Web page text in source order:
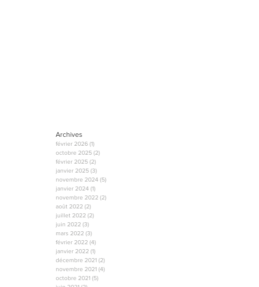
Archives
février 2026 (1)
octobre 2025 (2)
février 2025 (2)
janvier 2025 (3)
novembre 2024 (5)
janvier 2024 (1)
novembre 2022 (2)
août 2022 (2)
juillet 2022 (2)
juin 2022 (3)
mars 2022 (3)
février 2022 (4)
janvier 2022 (1)
décembre 2021 (2)
novembre 2021 (4)
octobre 2021 (5)